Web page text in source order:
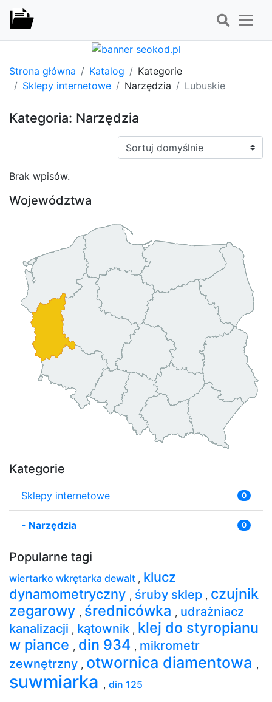
Strona główna Katalog
Kategorie
Sklepy internetowe
Narzędzia Lubuskie
Kategoria: Narzędzia
Sortuj:
Brak wpisów.
Województwa
Kategorie
Sklepy internetowe 0
- Narzędzia 0
Popularne tagi
wiertarko wkrętarka dewalt , klucz
dynamometryczny , śruby sklep , czujnik
zegarowy , średnicówka , udrażniacz
kanalizacji , kątownik , klej do styropianu
w piance , din 934 , mikrometr
zewnętrzny , otwornica diamentowa ,
suwmiarka , din 125